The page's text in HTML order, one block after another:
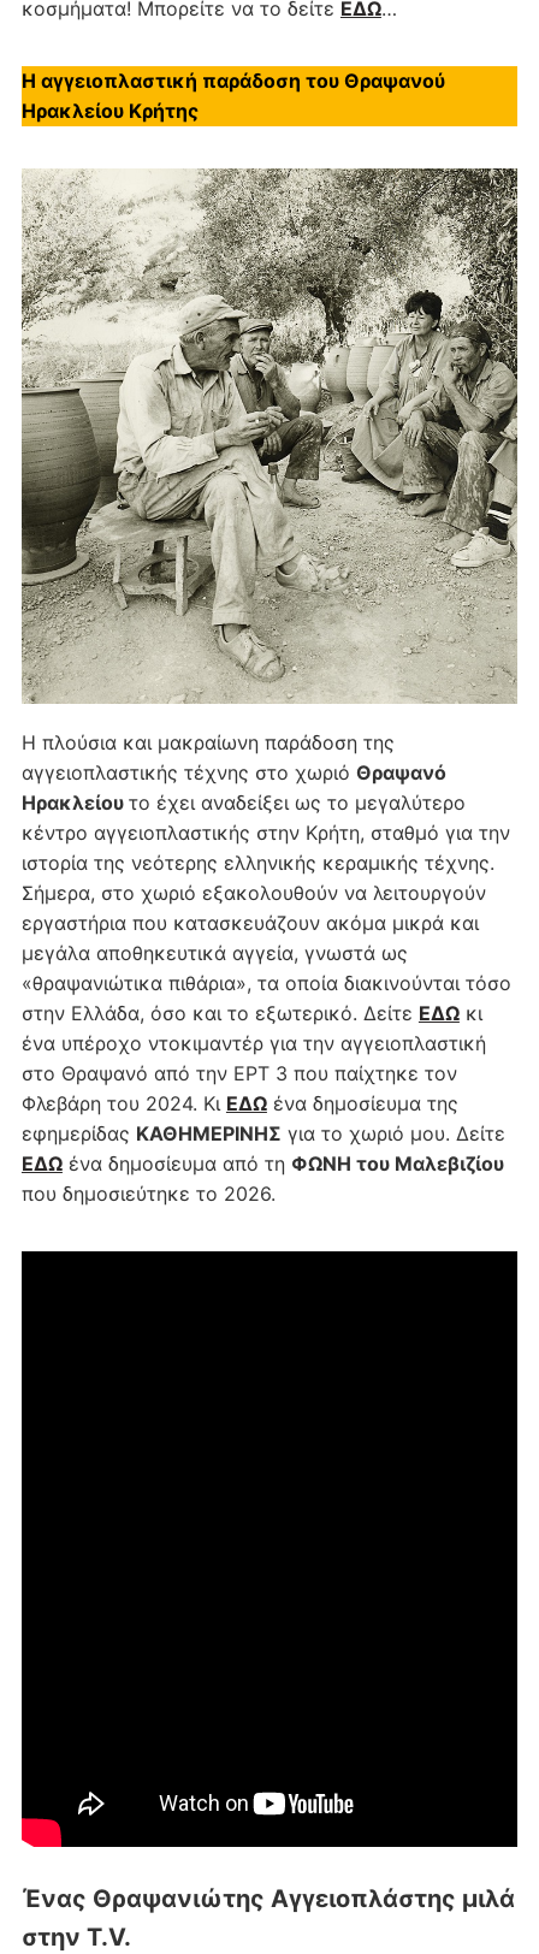
κοσμήματα! Μπορείτε να το δείτε ΕΔΩ…
Η αγγειοπλαστική παράδοση του Θραψανού
Ηρακλείου Κρήτης
Η πλούσια και μακραίωνη παράδοση της
αγγειοπλαστικής τέχνης στο χωριό Θραψανό
Ηρακλείου το έχει αναδείξει ως το μεγαλύτερο
κέντρο αγγειοπλαστικής στην Κρήτη, σταθμό για την
ιστορία της νεότερης ελληνικής κεραμικής τέχνης.
Σήμερα, στο χωριό εξακολουθούν να λειτουργούν
εργαστήρια που κατασκευάζουν ακόμα μικρά και
μεγάλα αποθηκευτικά αγγεία, γνωστά ως
«θραψανιώτικα πιθάρια», τα οποία διακινούνται τόσο
στην Ελλάδα, όσο και το εξωτερικό. Δείτε ΕΔΩκι
ένα υπέροχο ντοκιμαντέρ για την αγγειοπλαστική
στο Θραψανό από την ΕΡΤ 3 που παίχτηκε τον
Φλεβάρη του 2024. Κι ΕΔΩένα δημοσίευμα της
εφημερίδας ΚΑΘΗΜΕΡΙΝΗΣ για το χωριό μου. Δείτε
ΕΔΩένα δημοσίευμα από τη ΦΩΝΗ του Μαλεβιζίου
που δημοσιεύτηκε το 2026.
Ένας Θραψανιώτης Αγγειοπλάστης μιλά
στην T.V.